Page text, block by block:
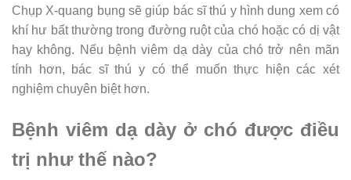
Chụp X-quang bụng sẽ giúp bác sĩ thú y hình dung xem có
khí hư bất thường trong đường ruột của chó hoặc có dị vật
hay không. Nếu bệnh viêm dạ dày của chó trở nên mãn
tính hơn, bác sĩ thú y có thể muốn thực hiện các xét
nghiệm chuyên biệt hơn.
Bệnh viêm dạ dày ở chó được điều
trị như thế nào?